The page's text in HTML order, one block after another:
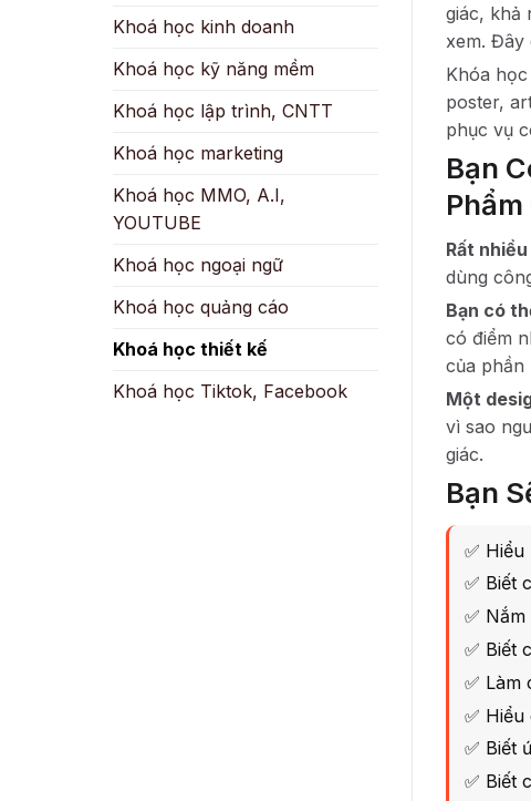
Khoá học kinh doanh
Khoá học kỹ năng mềm
Khoá học lập trình, CNTT
Khoá học marketing
Khoá học MMO, A.I,
YOUTUBE
Khoá học ngoại ngữ
Khoá học quảng cáo
Khoá học thiết kế
Khoá học Tiktok, Facebook
giác, khả
xem. Đây
Khóa
poster,
phục vụ
Bạn
Rất
dùng
Bạn có
có điểm
của phần
Một
vì sao
giác.
Bạn
✅
✅ Biết
✅
✅ Biết
✅ Làm
✅
✅ Biết
✅ Biết